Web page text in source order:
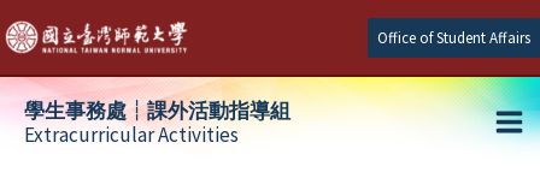
Skip
to
content
Office of Student Affairs
學生事務處┆課外活動指導組
Extracurricular Activities